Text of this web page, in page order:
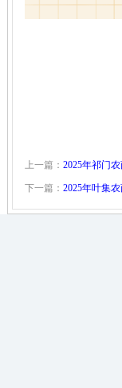
上一篇： 2025年祁门
下一篇： 2025年叶集